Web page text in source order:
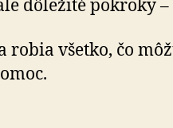
dôležité pokroky
robia všetko, čo